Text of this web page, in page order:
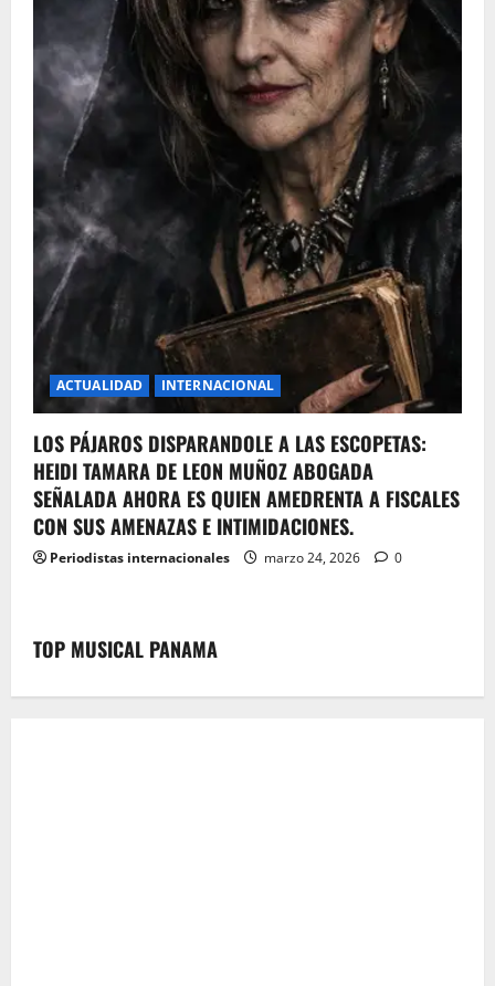
ACTUALIDAD INTERNACIONAL
LOS PÁJAROS DISPARANDOLE A LAS ESCOPETAS:
HEIDI TAMARA DE LEON MUÑOZ ABOGADA
SEÑALADA AHORA ES QUIEN AMEDRENTA A FISCALES
CON SUS AMENAZAS E INTIMIDACIONES.
Periodistas internacionales marzo 24, 2026 0
TOP MUSICAL PANAMA